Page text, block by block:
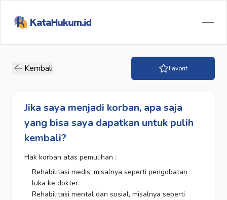
Kembali Favorit
Jika saya menjadi korban, apa saja
yang bisa saya dapatkan untuk pulih
kembali?
Hak korban atas pemulihan :
Rehabilitasi medis, misalnya seperti pengobatan
luka ke dokter.
Rehabilitasi mental dan sosial, misalnya seperti